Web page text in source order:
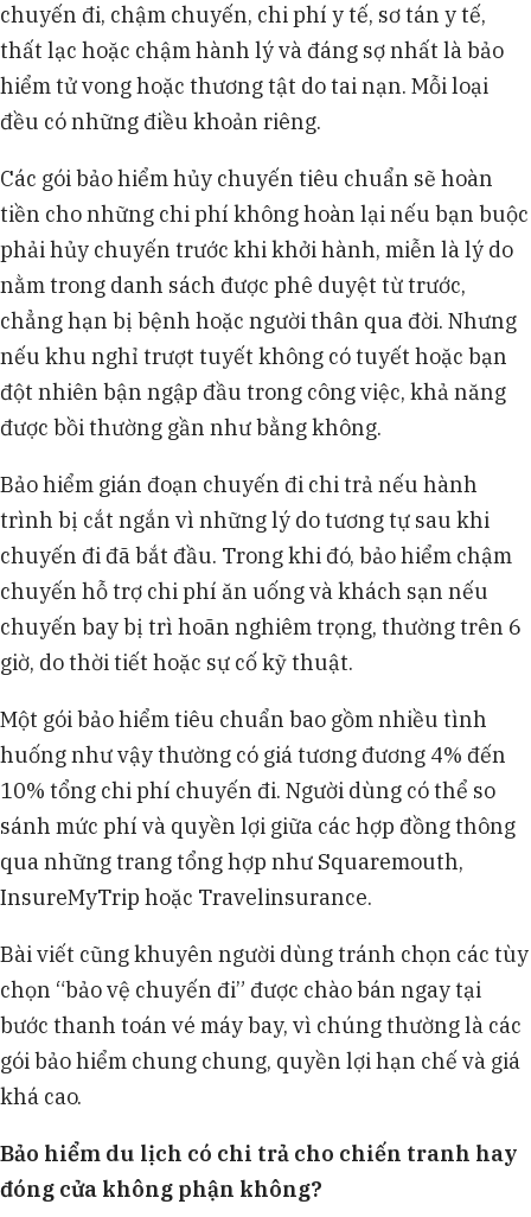
chuyến đi, chậm chuyến, chi phí y tế, sơ tán y tế,
thất lạc hoặc chậm hành lý và đáng sợ nhất là bảo
hiểm tử vong hoặc thương tật do tai nạn. Mỗi loại
đều có những điều khoản riêng.
Các gói bảo hiểm hủy chuyến tiêu chuẩn sẽ hoàn
tiền cho những chi phí không hoàn lại nếu bạn buộc
phải hủy chuyến trước khi khởi hành, miễn là lý do
nằm trong danh sách được phê duyệt từ trước,
chẳng hạn bị bệnh hoặc người thân qua đời. Nhưng
nếu khu nghỉ trượt tuyết không có tuyết hoặc bạn
đột nhiên bận ngập đầu trong công việc, khả năng
được bồi thường gần như bằng không.
Bảo hiểm gián đoạn chuyến đi chi trả nếu hành
trình bị cắt ngắn vì những lý do tương tự sau khi
chuyến đi đã bắt đầu. Trong khi đó, bảo hiểm chậm
chuyến hỗ trợ chi phí ăn uống và khách sạn nếu
chuyến bay bị trì hoãn nghiêm trọng, thường trên 6
giờ, do thời tiết hoặc sự cố kỹ thuật.
Một gói bảo hiểm tiêu chuẩn bao gồm nhiều tình
huống như vậy thường có giá tương đương 4% đến
10% tổng chi phí chuyến đi. Người dùng có thể so
sánh mức phí và quyền lợi giữa các hợp đồng thông
qua những trang tổng hợp như Squaremouth,
InsureMyTrip hoặc Travelinsurance.
Bài viết cũng khuyên người dùng tránh chọn các tùy
chọn “bảo vệ chuyến đi” được chào bán ngay tại
bước thanh toán vé máy bay, vì chúng thường là các
gói bảo hiểm chung chung, quyền lợi hạn chế và giá
khá cao.
Bảo hiểm du lịch có chi trả cho chiến tranh hay
đóng cửa không phận không?